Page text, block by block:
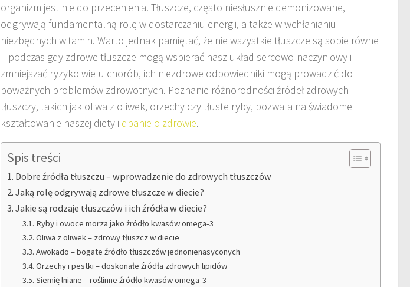
organizm jest nie do przecenienia. Tłuszcze, często niesłusznie demonizowane,
odgrywają fundamentalną rolę w dostarczaniu energii, a także w wchłanianiu
niezbędnych witamin. Warto jednak pamiętać, że nie wszystkie tłuszcze są sobie równe
– podczas gdy zdrowe tłuszcze mogą wspierać nasz układ sercowo-naczyniowy i
zmniejszać ryzyko wielu chorób, ich niezdrowe odpowiedniki mogą prowadzić do
poważnych problemów zdrowotnych. Poznanie różnorodności źródeł zdrowych
tłuszczy, takich jak oliwa z oliwek, orzechy czy tłuste ryby, pozwala na świadome
kształtowanie naszej diety i dbanie o zdrowie.
Spis treści
Dobre źródła tłuszczu – wprowadzenie do zdrowych tłuszczów
Jaką rolę odgrywają zdrowe tłuszcze w diecie?
Jakie są rodzaje tłuszczów i ich źródła w diecie?
Ryby i owoce morza jako źródło kwasów omega-3
Oliwa z oliwek – zdrowy tłuszcz w diecie
Awokado – bogate źródło tłuszczów jednonienasyconych
Orzechy i pestki – doskonałe źródła zdrowych lipidów
Siemię lniane – roślinne źródło kwasów omega-3